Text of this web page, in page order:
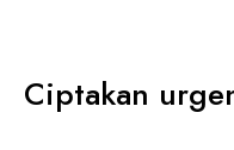
Ciptakan